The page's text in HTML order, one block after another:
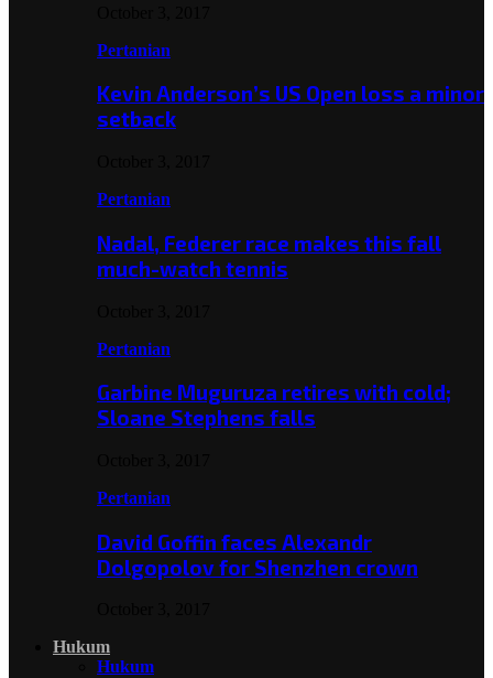
Pertanian
Kevin Anderson’s US Open loss a minor
setback
Pertanian
Nadal, Federer race makes this fall
much-watch tennis
Pertanian
Garbine Muguruza retires with cold;
Sloane Stephens falls
Pertanian
David Goffin faces Alexandr
Dolgopolov for Shenzhen crown
Hukum
Hukum